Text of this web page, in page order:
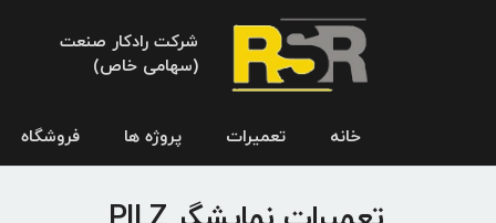
شرکت رادکار صنعت
(سهامی خاص)
خانه تعمیرات پروژه ها فروشگاه